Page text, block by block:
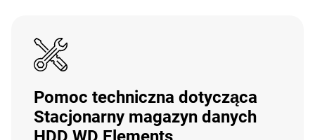
Pomoc techniczna dotycząca
Stacjonarny magazyn danych